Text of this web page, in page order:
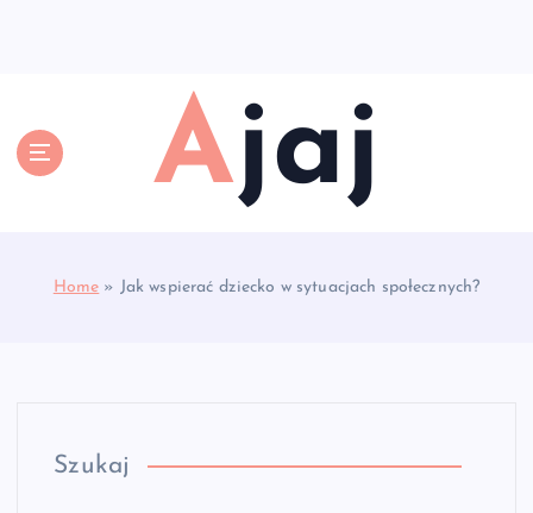
Ajaj
Home » Jak wspierać dziecko w sytuacjach społecznych?
Szukaj